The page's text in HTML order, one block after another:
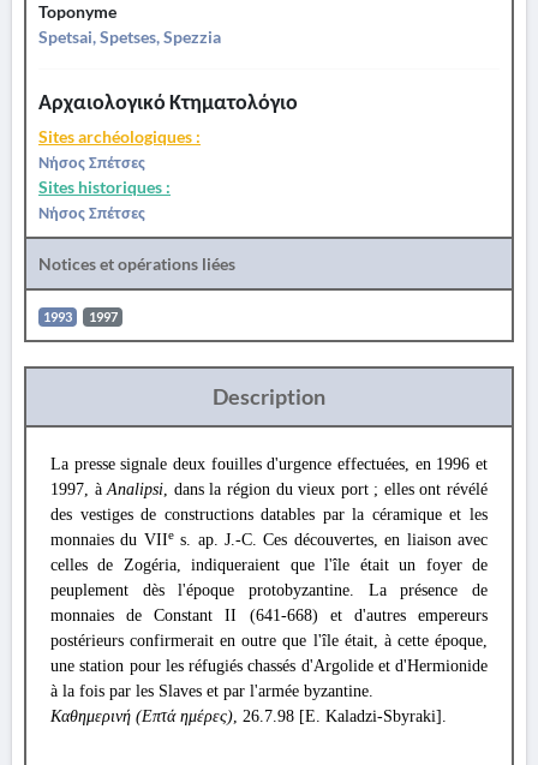
Toponyme
Spetsai, Spetses, Spezzia
Αρχαιολογικό Κτηματολόγιο
Sites archéologiques :
Νήσος Σπέτσες
Sites historiques :
Νήσος Σπέτσες
Notices et opérations liées
1993 1997
Description
La presse signale deux fouilles d'urgence effectuées, en 1996 et
1997, àAnalipsi, dans la région du vieux port ; elles ont révélé
des vestiges de constructions datables par la céramique et les
monnaies du VIIes. ap. J.-C. Ces découvertes, en liaison avec
celles de Zogéria, indiqueraient que l'île était un foyer de
peuplement dès l'époque protobyzantine. La présence de
monnaies de Constant II (641-668) et d'autres empereurs
postérieurs confirmerait en outre que l'île était, à cette époque,
une station pour les réfugiés chassés d'Argolide et d'Hermionide
à la fois par les Slaves et par l'armée byzantine.
Καθημερινή (Επτά ημέρες), 26.7.98 [Ε. Kaladzi-Sbyraki].